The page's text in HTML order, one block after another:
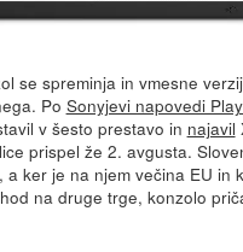
se spreminja in vmesne
Po Sonyjevi napovedi
v šesto prestavo in najavil
prispel že 2. avgusta.
a ker je na njem večina EU in
na druge trge, konzolo